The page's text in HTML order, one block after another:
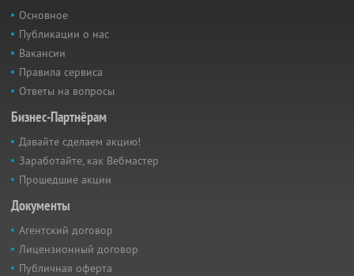
Основное
Публикации о нас
Вакансии
Правила сервиса
Ответы на вопросы
Бизнес-Партнёрам
Давайте сделаем акцию!
Заработайте, как Вебмастер
Прошедшие акции
Документы
Агентский договор
Лицензионный договор
Публичная оферта